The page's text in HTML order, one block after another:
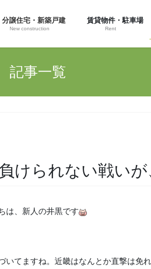
分譲住宅・新築戸建
New construction
賃貸物件・駐車場
Rent
記事一覧
けられない戦い
は、新人の井黒です
いてますね。近畿はなんとか直撃は免